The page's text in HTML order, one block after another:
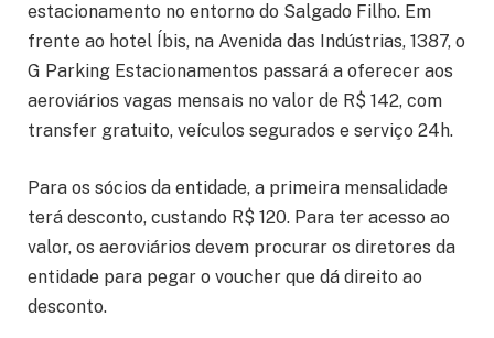
estacionamento no entorno do Salgado Filho. Em
frente ao hotel Íbis, na Avenida das Indústrias, 1387, o
G Parking Estacionamentos passará a oferecer aos
aeroviários vagas mensais no valor de R$ 142, com
transfer gratuito, veículos segurados e serviço 24h.
Para os sócios da entidade, a primeira mensalidade
terá desconto, custando R$ 120. Para ter acesso ao
valor, os aeroviários devem procurar os diretores da
entidade para pegar o voucher que dá direito ao
desconto.